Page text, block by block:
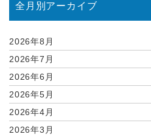
全月別アーカイブ
2026年8月
2026年7月
2026年6月
2026年5月
2026年4月
2026年3月